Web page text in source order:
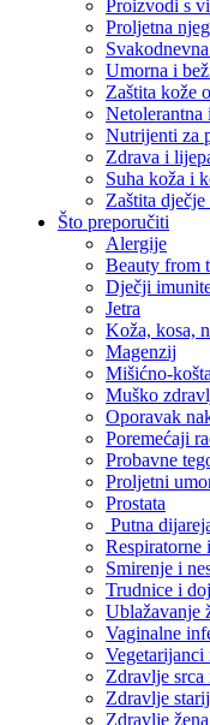
Proizvodi s
Proljetna
Umorna i
Zaštita kože
Netolerantna
Nutrijenti za
Zdrava i
Suha koža i
Zaštita
Što preporučiti
Alergije
Beauty from
Dječji
Jetra
Koža, kosa,
Magenzij
Mišićno-
Muško
Oporavak
Poremećaji
Probavne
Proljetni
Prostata
Putna
Respiratorne
Smirenje i
Trudnice i
Ublažavanje
Vaginalne
Vegetarijanci
Zdravlje
Zdravlje
Zdravlje žena